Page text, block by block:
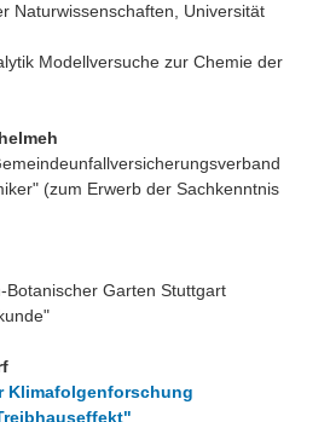
Naturwissenschaften, Universität
Modellversuche zur Chemie der
(zum Erwerb der Sachkenntnis
Botanischer Garten Stuttgart
Klimafolgenforschung